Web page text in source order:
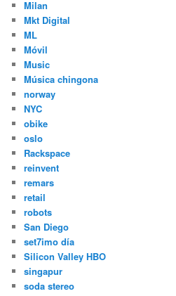
Milan
Mkt Digital
ML
Móvil
Music
Música chingona
norway
NYC
obike
oslo
Rackspace
reinvent
remars
retail
robots
San Diego
set7imo día
Silicon Valley HBO
singapur
soda stereo